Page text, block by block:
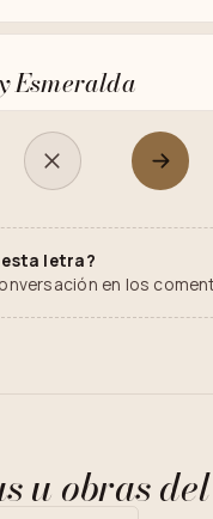
Esmeralda
letra?
en los
u obras